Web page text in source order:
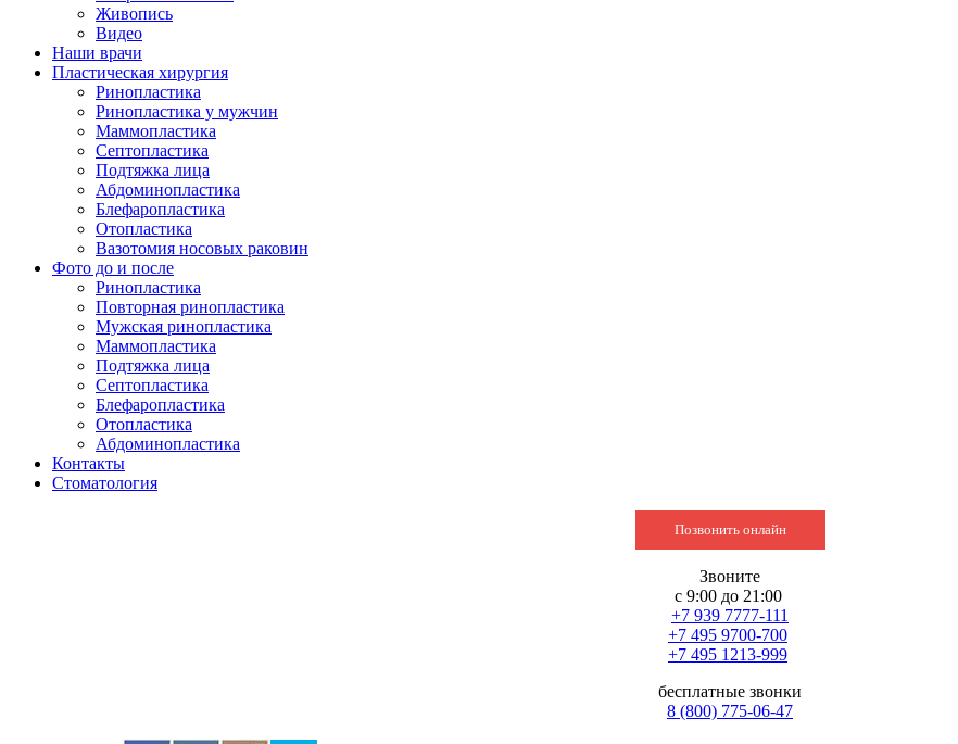
Живопись
Видео
Наши врачи
Пластическая хирургия
Ринопластика
Ринопластика у мужчин
Маммопластика
Септопластика
Подтяжка лица
Абдоминопластика
Блефаропластика
Отопластика
Вазотомия носовых раковин
Фото до и после
Ринопластика
Повторная ринопластика
Мужская ринопластика
Маммопластика
Подтяжка лица
Септопластика
Блефаропластика
Отопластика
Абдоминопластика
Контакты
Стоматология
Позвонить онлайн
Звоните
с 9:00 до 21:00
+7 939 7777-111
+7 495 9700-700
+7 495 1213-999
бесплатные звонки
8 (800) 775-06-47